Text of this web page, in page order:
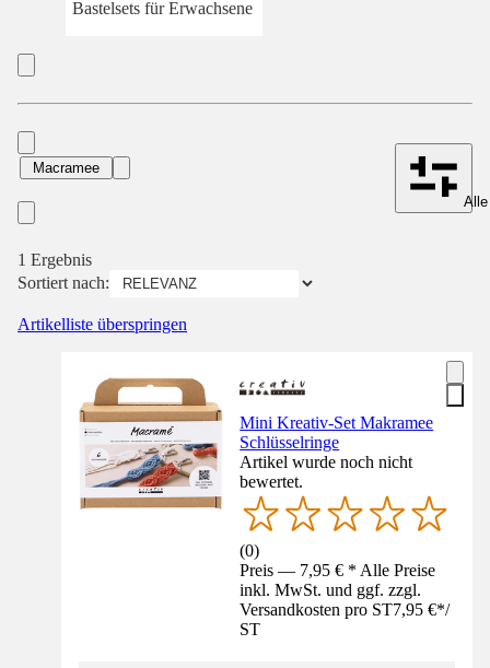
Bastelsets für Erwachsene
Macramee
1 Ergebnis
Sortiert nach:
Artikelliste überspringen
Mini Kreativ-Set Makramee
Schlüsselringe
Artikel wurde noch nicht
bewertet.
(0)
Preis — 7,95 € * Alle Preise
inkl. MwSt. und ggf. zzgl.
Versandkosten pro ST7,95 €*/
ST